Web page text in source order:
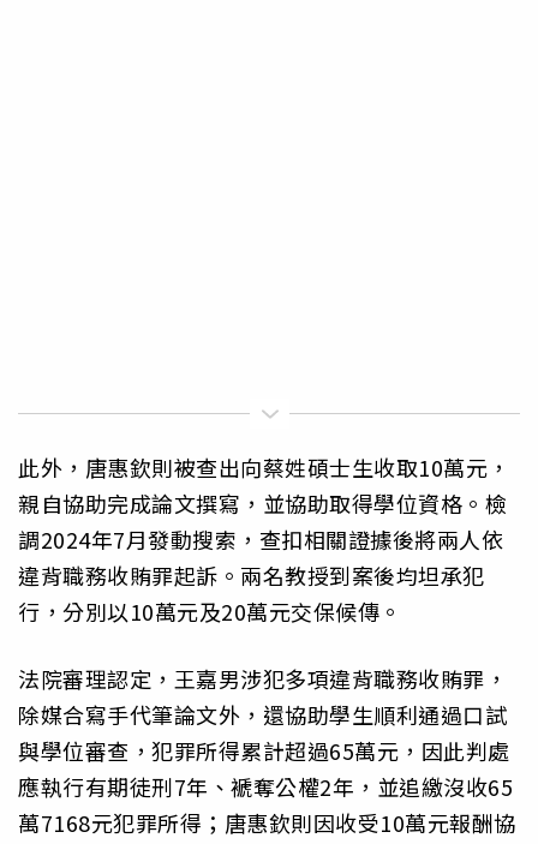
此外，唐惠欽則被查出向蔡姓碩士生收取10萬元，
親自協助完成論文撰寫，並協助取得學位資格。檢
調2024年7月發動搜索，查扣相關證據後將兩人依
違背職務收賄罪起訴。兩名教授到案後均坦承犯
行，分別以10萬元及20萬元交保候傳。
法院審理認定，王嘉男涉犯多項違背職務收賄罪，
除媒合寫手代筆論文外，還協助學生順利通過口試
與學位審查，犯罪所得累計超過65萬元，因此判處
應執行有期徒刑7年、褫奪公權2年，並追繳沒收65
萬7168元犯罪所得；唐惠欽則因收受10萬元報酬協